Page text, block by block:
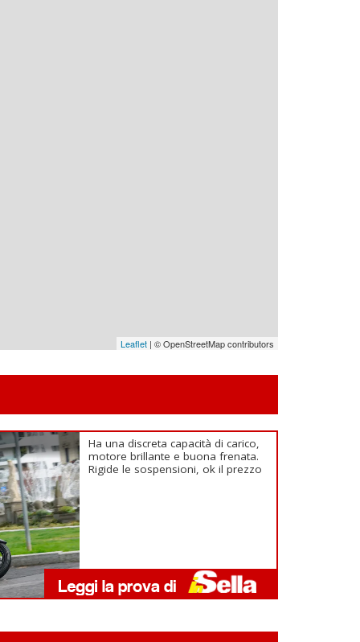
Leaflet| © OpenStreetMap contributors
Ha una discreta capacità di carico,
motore brillante e buona frenata.
Rigide le sospensioni, ok il prezzo